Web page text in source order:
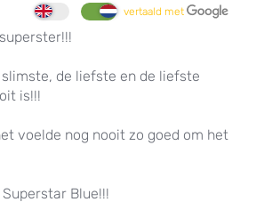
vertaald met
de liefste en de liefste
is!!!
voelde nog nooit zo goed om het
Blue!!!